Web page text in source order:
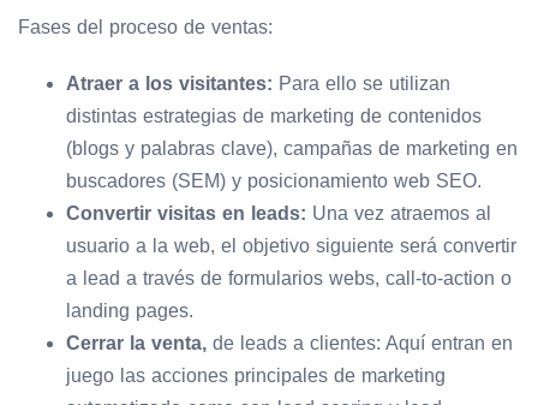
Fases del proceso de ventas:
Atraer a los visitantes: Para ello se utilizan
distintas estrategias de marketing de contenidos
(blogs y palabras clave), campañas de marketing en
buscadores (SEM) y posicionamiento web SEO.
Convertir visitas en leads: Una vez atraemos al
usuario a la web, el objetivo siguiente será convertir
a lead a través de formularios webs, call-to-action o
landing pages.
Cerrar la venta, de leads a clientes: Aquí entran en
juego las acciones principales de marketing